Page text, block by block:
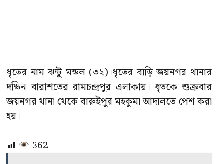
ধৃতের নাম ঝন্টু মন্ডল (৩২)।ধৃতের বাড়ি জয়নগর থানার
দক্ষিন বারাশতের রামচন্দ্রপুর এলাকায়। ধৃতকে শুক্রবার
জয়নগর থানা থেকে বারুইপুর মহকুমা আদালতে পেশ করা
হয়।
362